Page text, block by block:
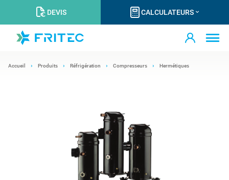
DEVIS CALCULATEURS
Accueil Produits Réfrigération Compresseurs Hermétiques